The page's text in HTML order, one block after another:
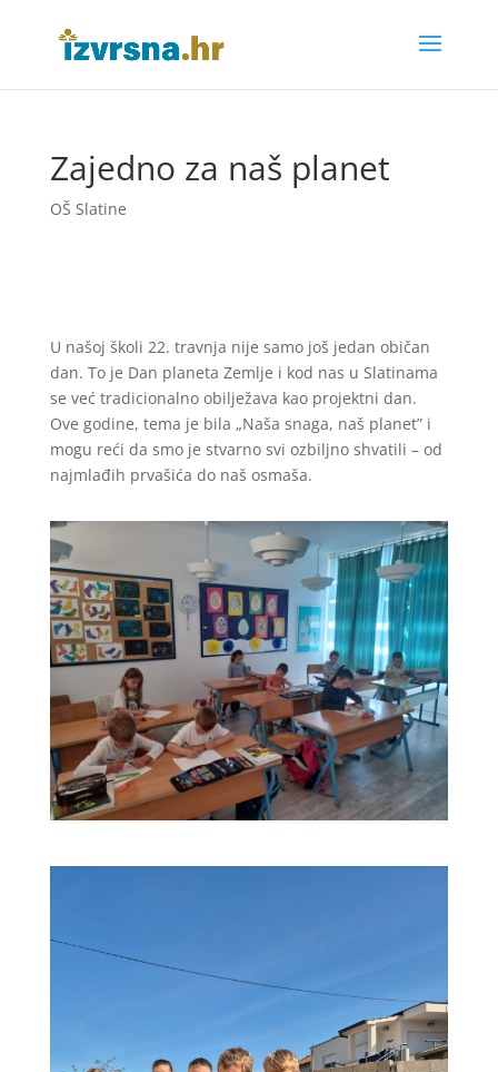
Zajedno za naš planet
OŠ Slatine
U našoj školi 22. travnja nije samo još jedan običan
dan. To je Dan planeta Zemlje i kod nas u Slatinama
se već tradicionalno obilježava kao projektni dan.
Ove godine, tema je bila „Naša snaga, naš planet” i
mogu reći da smo je stvarno svi ozbiljno shvatili – od
najmlađih prvašića do naš osmaša.